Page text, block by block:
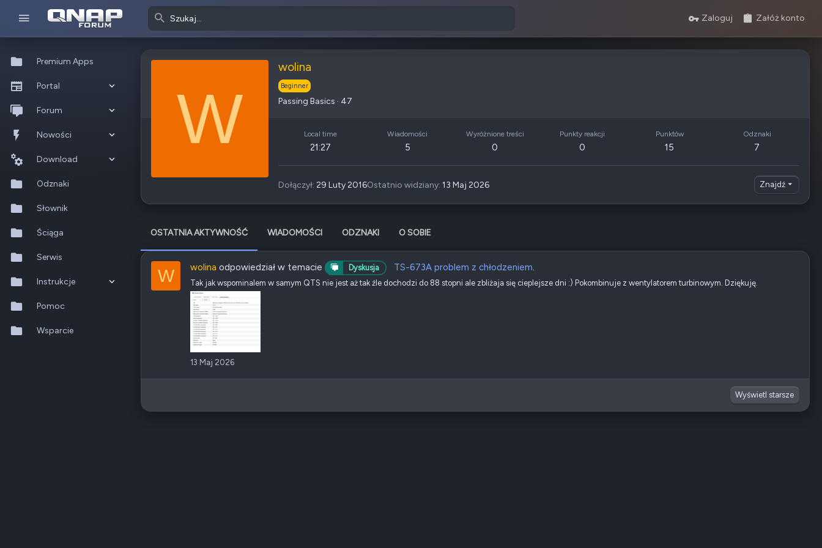
Zaloguj Załóż konto
Premium Apps
Portal
Co nowego?
Ostatnia aktywność
Forum
Nowe posty
Popularne
Szukaj na forum
Nowości
Nowe posty
Wszystkie posty
Nowe zasoby
Ostatnia aktywność
Download
Szukaj zasobów
Odznaki
Słownik
Ściąga
Serwis
Instrukcje
QTS 5.2.x
QuTS hero h6.0.x
Pomoc
Wsparcie
W
wolina
Beginner
Passing Basics · 47
Local time
21:27
Wiadomości
5
Wyróżnione treści
0
Punkty reakcji
0
Punktów
15
Odznaki
7
Dołączył 29 Luty 2016Ostatnio widziany 13 Maj 2026 Znajdź
OSTATNIA AKTYWNOŚĆ WIADOMOŚCI ODZNAKI O SOBIE
W wolina odpowiedział w temacie Dyskusja TS-673A problem z chłodzeniem.
Tak jak wspominalem w samym QTS nie jest aż tak źle dochodzi do 88 stopni ale zbliżaja się cieplejsze dni :) Pokombinuje z wentylatorem turbinowym. Dziękuję.
13 Maj 2026
Wyświetl starsze